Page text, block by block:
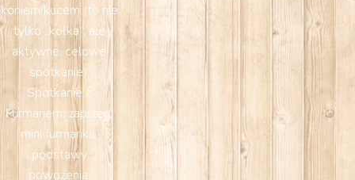
koniem/kucem (to nie
tylko „kółka”, ale
aktywne, celowe
spotkanie),
Spotkanie z
Furmanem: zaprzęg,
mini furmanka,
podstawy
powożenia,